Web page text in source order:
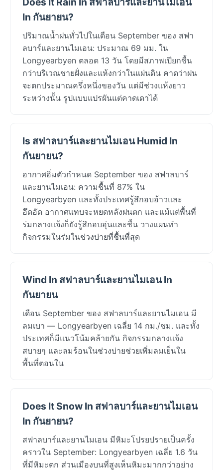
In กันยายน?
ปริมาณน้ำฝนทั่วไปในเดือน September ของ สฟา
ลบาร์และยานไมเอน: ประมาณ 69 มม. ใน
Longyearbyen ตลอด 13 วัน โดยมีสภาพเปียกชื้น
กว่าบริเวณชายฝั่งและแห้งกว่าในแผ่นดิน คาดว่าฝน
จะตกประมาณครึ่งหนึ่งของวัน แต่มีช่วงแห้งยาว
ระหว่างนั้น รูปแบบแปรผันแต่คาดเดาได้
Is สฟาลบาร์และยานไมเอน Humid In
กันยายน?
อากาศอิ่มตัวกำหนด September ของ สฟาลบาร์
และยานไมเอน: ความชื้นที่ 87% ใน
Longyearbyen และทั้งประเทศรู้สึกอบอ้าวและ
อึดอัด อากาศแทบจะหยดหลังฝนตก และแม้แต่พื้นที่
ร่มกลางแจ้งก็ยังรู้สึกอบอุ่นและชื้น วางแผนทำ
กิจกรรมในร่มในช่วงบ่ายที่ชื้นที่สุด
Wind In สฟาลบาร์และยานไมเอน In
กันยายน
เดือน September ของ สฟาลบาร์และยานไมเอน มี
ลมเบา — Longyearbyen เฉลี่ย 14 กม./ชม. และทั้ง
ประเทศก็มีแนวโน้มคล้ายกัน กิจกรรมกลางแจ้ง
สบายๆ และลมร้อนในช่วงบ่ายช่วยเพิ่มลมเย็นใน
พื้นที่ตอนใน
Does It Snow In สฟาลบาร์และยานไมเอน
In กันยายน?
สฟาลบาร์และยานไมเอน มีหิมะโปรยปรายเป็นครั้ง
คราวใน September: Longyearbyen เฉลี่ย 1.6 วัน
ที่มีหิมะตก ส่วนเมืองบนที่สูงเห็นหิมะมากกว่าอย่าง